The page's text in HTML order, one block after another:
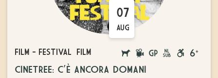
FILM - FESTIVAL FILM
AANGELIJNDE
HONDEN
FILM GROTENEDERLANDS
ROLSTOEL
VANAF
CINETREE: C’È ANCORA DOMANI
07
AUG